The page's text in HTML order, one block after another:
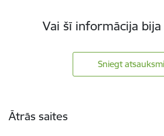
Vai šī informācija
Sniegt atsauksmi
Ātrās saites